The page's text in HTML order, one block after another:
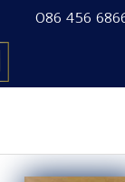
086 456